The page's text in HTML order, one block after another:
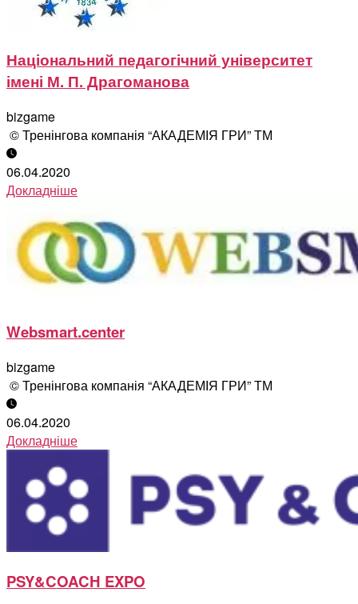
Національний педагогічний університет
імені М. П. Драгоманова
bizgame
© Тренінгова компанія “АКАДЕМІЯ ГРИ” ТМ
06.04.2020
Докладніше
Websmart.center
bizgame
© Тренінгова компанія “АКАДЕМІЯ ГРИ” ТМ
06.04.2020
Докладніше
PSY&COACH EXPO